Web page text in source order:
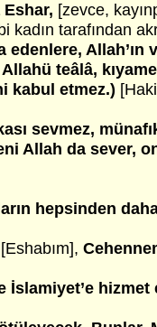
Eshar, [zevce,
kadın tarafından
Allah’ın
teâlâ,
kabul etmez.)
sevmez,
Allah da sever,
hepsinden
[Eshabım],
İslamiyet’e hizmet